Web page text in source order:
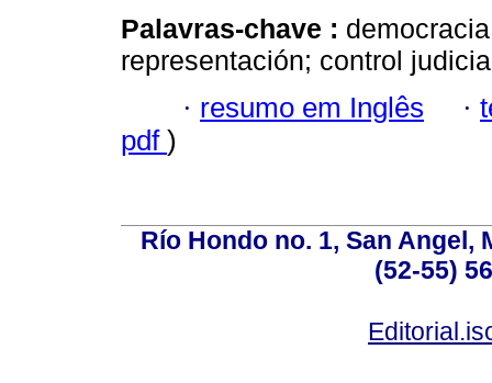
Palavras-chave :
representación; control
· resumo em Inglês ·
pdf )
Río Hondo no. 1, San Angel,
(52-55)